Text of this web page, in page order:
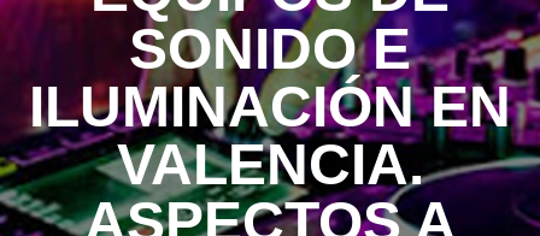
SONIDO E
ILUMINACIÓN EN
VALENCIA.
ASPECTOS A